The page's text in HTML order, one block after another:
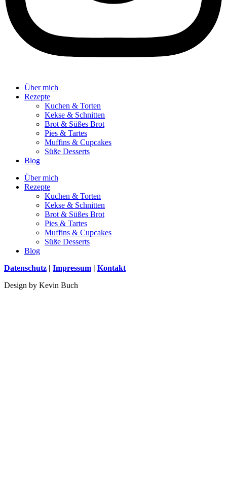
Über mich
Rezepte
Kuchen & Torten
Kekse & Schnitten
Brot & Süßes Brot
Pies & Tartes
Muffins & Cupcakes
Süße Desserts
Blog
Über mich
Rezepte
Kuchen & Torten
Kekse & Schnitten
Brot & Süßes Brot
Pies & Tartes
Muffins & Cupcakes
Süße Desserts
Blog
Datenschutz | Impressum | Kontakt
Design by Kevin Buch